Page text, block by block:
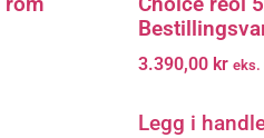
3.390,00 kr eks.
Legg i